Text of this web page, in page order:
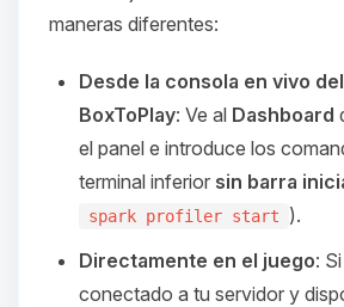
maneras diferentes:
Desde la consola en vivo
BoxToPlay: Ve al Dashboard
el panel e introduce los
terminal inferior sin barra
spark profiler start
).
Directamente en el juego:
conectado a tu servidor y